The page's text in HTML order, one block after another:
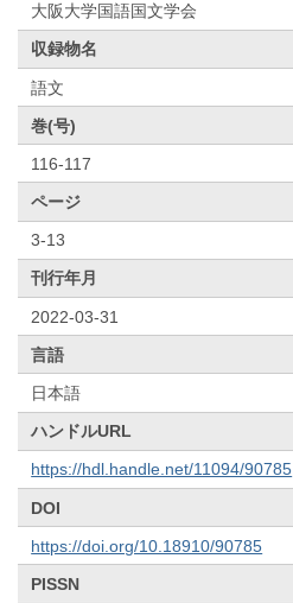
大阪大学国語国文学会
収録物名
語文
巻(号)
116-117
ページ
3-13
刊行年月
2022-03-31
言語
日本語
ハンドルURL
https://hdl.handle.net/11094/90785
DOI
https://doi.org/10.18910/90785
PISSN